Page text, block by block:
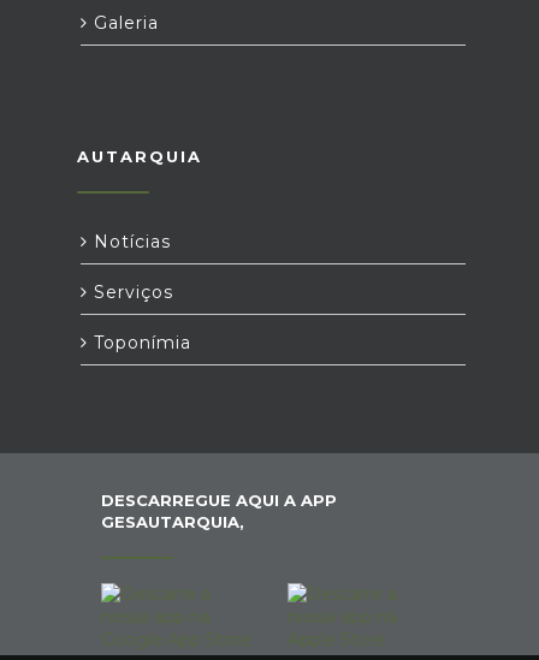
Galeria
AUTARQUIA
Notícias
Serviços
Toponímia
DESCARREGUE AQUI A APP
GESAUTARQUIA,